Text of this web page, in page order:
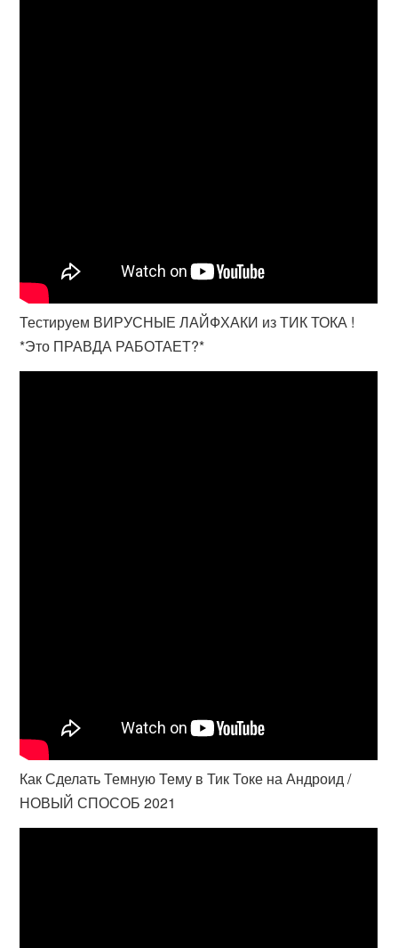
Тестируем ВИРУСНЫЕ ЛАЙФХАКИ из ТИК ТОКА !
*Это ПРАВДА РАБОТАЕТ?*
Как Сделать Темную Тему в Тик Токе на Андроид /
НОВЫЙ СПОСОБ 2021